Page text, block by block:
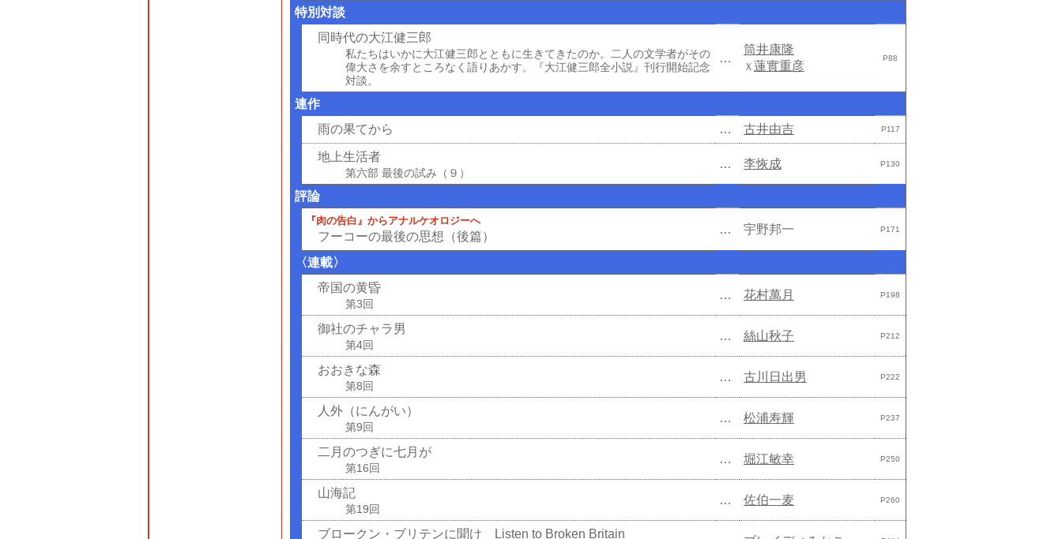
特別対談
同時代の大江健三郎
私たちはいかに大江健三郎とともに生きてきたのか。二人の文学者がその
偉大さを余すところなく語りあかす。『大江健三郎全小説』刊行開始記念
対談。
…
筒井康隆
Ｘ 蓮實重彦
P88
連作
雨の果てから
… 古井由吉 P117
地上生活者
第六部 最後の試み（９）
… 李恢成 P130
評論
『肉の告白』からアナルケオロジーへ
フーコーの最後の思想（後篇）
… 宇野邦一 P171
〈連載〉
帝国の黄昏
第3回
… 花村萬月 P198
御社のチャラ男
第4回
… 絲山秋子 P212
おおきな森
第8回
… 古川日出男 P222
人外（にんがい）
第9回
… 松浦寿輝 P237
二月のつぎに七月が
第16回
… 堀江敏幸 P250
山海記
第19回
… 佐伯一麦 P260
ブロークン・ブリテンに聞け Listen to Broken Britain